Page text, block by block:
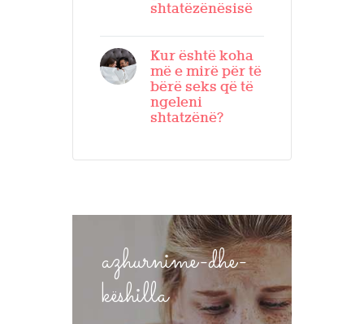
shtatëzënësisë
Kur është koha
më e mirë për të
bërë seks që të
ngeleni
shtatzënë?
azhurnime-dhe-
këshilla